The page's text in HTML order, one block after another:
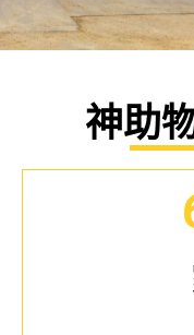
關
神助物流
終堅守著
續性這四
供高品質
物流存儲
神助